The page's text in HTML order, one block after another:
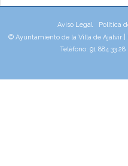
Aviso Legal Política
© Ayuntamiento de la Villa de Ajalvir |
Teléfono: 91 884 33